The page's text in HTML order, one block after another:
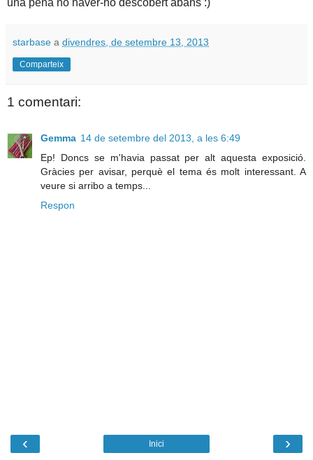
una pena no haver-ho descobert abans :)
starbase a divendres, de setembre 13, 2013
Comparteix
1 comentari:
Gemma 14 de setembre del 2013, a les 6:49
Ep! Doncs se m'havia passat per alt aquesta exposició.
Gràcies per avisar, perquè el tema és molt interessant. A
veure si arribo a temps...
Respon
‹ ›
Inici